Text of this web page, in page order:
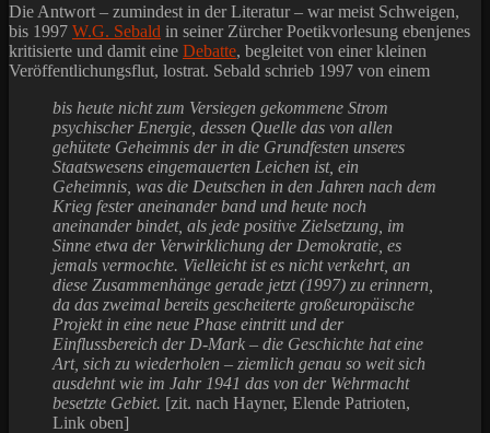
Die Antwort – zumindest in der Literatur – war meist Schweigen,
bis 1997 W.G. Sebald in seiner Zürcher Poetikvorlesung ebenjenes
kritisierte und damit eine Debatte, begleitet von einer kleinen
Veröffentlichungsflut, lostrat. Sebald schrieb 1997 von einem
bis heute nicht zum Versiegen gekommene Strom
psychischer Energie, dessen Quelle das von allen
gehütete Geheimnis der in die Grundfesten unseres
Staatswesens eingemauerten Leichen ist, ein
Geheimnis, was die Deutschen in den Jahren nach dem
Krieg fester aneinander band und heute noch
aneinander bindet, als jede positive Zielsetzung, im
Sinne etwa der Verwirklichung der Demokratie, es
jemals vermochte. Vielleicht ist es nicht verkehrt, an
diese Zusammenhänge gerade jetzt (1997) zu erinnern,
da das zweimal bereits gescheiterte großeuropäische
Projekt in eine neue Phase eintritt und der
Einflussbereich der D-Mark – die Geschichte hat eine
Art, sich zu wiederholen – ziemlich genau so weit sich
ausdehnt wie im Jahr 1941 das von der Wehrmacht
besetzte Gebiet. [zit. nach Hayner, Elende Patrioten,
Link oben]